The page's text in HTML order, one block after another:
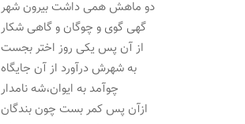
دو ماهش همی داشت بیرون شهر
گهی گوی و چوگان و گاهی شکار
از آن پس یکی روز اختر بجست
به شهرش درآورد از آن جایگاه
چوآمد به ایوان،شه نامدار
ازآن پس کمر بست چون بندگان